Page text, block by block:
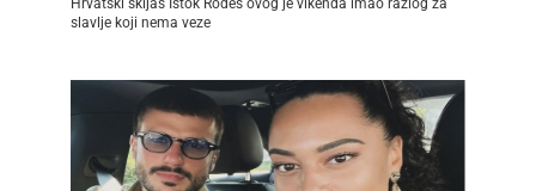
Hrvatski skijaš Istok Rodeš ovog je vikenda imao razlog za
slavlje koji nema veze